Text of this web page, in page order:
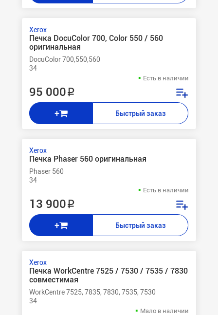
Xerox
Печка DocuColor 700, Color 550 / 560
оригинальная
DocuColor 700,550,560
34
Есть в наличии
95 000 ₽
+ Быстрый заказ
Xerox
Печка Phaser 560 оригинальная
Phaser 560
34
Есть в наличии
13 900 ₽
+ Быстрый заказ
Xerox
Печка WorkCentre 7525 / 7530 / 7535 / 7830
совместимая
WorkCentre 7525, 7835, 7830, 7535, 7530
34
Мало в наличии